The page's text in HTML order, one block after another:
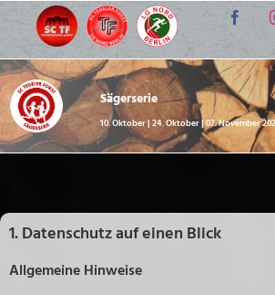
Zum
springen
Sägerserie
10. Oktober | 24. Oktober | 07. November
1. Datenschutz auf einen Blick
Allgemeine Hinweise